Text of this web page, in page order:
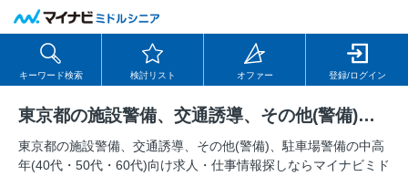
キーワード検索 検討リスト オファー 登録/ログイン
東京都の施設警備、交通誘導、その他(警備)、駐車場警備の求人
東京都の施設警備、交通誘導、その他(警備)、駐車場警備の中⾼
年(40代・50代・60代)向け求⼈・仕事情報探しならマイナビミド